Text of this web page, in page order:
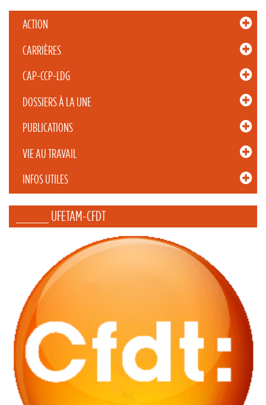
ACTION
CARRIÈRES
CAP-CCP-LDG
DOSSIERS À LA UNE
PUBLICATIONS
VIE AU TRAVAIL
INFOS UTILES
_____ UFETAM-CFDT